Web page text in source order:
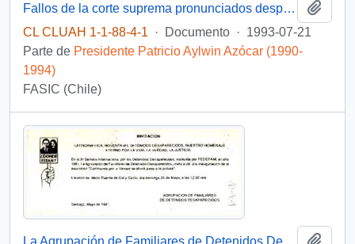
Fallos de la corte suprema pronunciados después del 28 de mayo.1993-07-19
CL CLUAH 1-1-88-4-1
· Documento · 1993-07-21
Parte de Presidente Patricio Aylwin Azócar (1990-
1994)
FASIC (Chile)
La Agrupación de Familiares de Detenidos Desaparecidos invita al Presidente Aylwin a la inauguración de la exposición "Caminando por la Verdad se abrirá paso a la justicia"